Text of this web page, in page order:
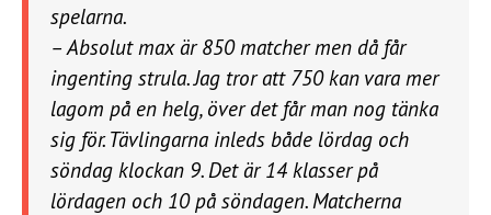
spelarna.
– Absolut max är 850 matcher men då får
ingenting strula. Jag tror att 750 kan vara mer
lagom på en helg, över det får man nog tänka
sig för. Tävlingarna inleds både lördag och
söndag klockan 9. Det är 14 klasser på
lördagen och 10 på söndagen. Matcherna